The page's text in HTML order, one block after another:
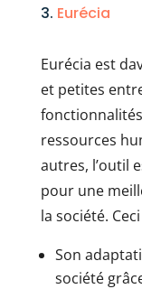
3. Eurécia
Eurécia est
et petites
ressources
autres, l’outil
pour une
la société.
Son
société